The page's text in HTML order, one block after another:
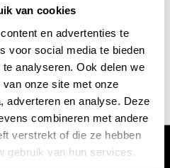
van cookies
en advertenties te
voor social media te bieden
analyseren. Ook delen we
onze site met onze
adverteren en analyse. Deze
combineren met andere
verstrekt of die ze hebben
gebruik van hun services.
ritje in de Jeep maken. Waar zou
gegaan zijn?
de snackbar)